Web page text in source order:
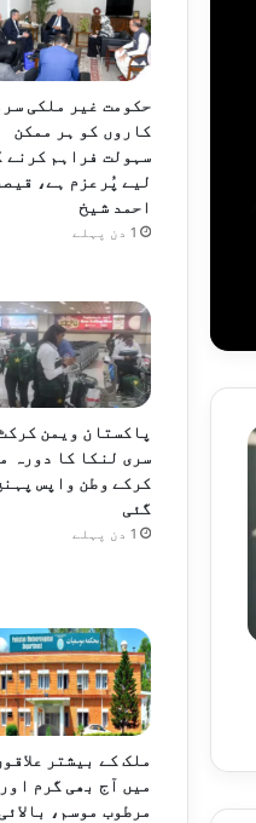
حکومت غیر ملکی
کاروں کو ہر ممکن
سہولت فراہم کرنے
لیے پُرعزم ہے، قیصر
احمد شیخ
1 دن پہلے
پاکستان ویمن
سری لنکا کا دورہ
کرکے وطن واپس
گئی
1 دن پہلے
ملک کے بیشتر
میں آج بھی گرم اور
مرطوب موسم، بالائی